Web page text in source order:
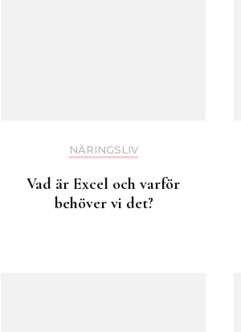
NÄRINGSLIV
Vad är Excel och varför
behöver vi det?